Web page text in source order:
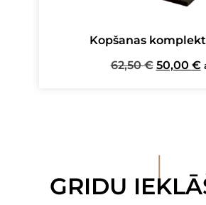
Kopšanas
62,50€ Original
50,00 €
I
GRIDU